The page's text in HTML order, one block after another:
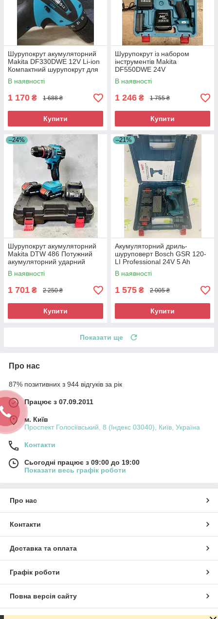
Шурупокрут акумуляторний
Makita DF330DWE 12V Li-ion
Компактний шурупокрут для
дому
В наявності
1 170 ₴ 1 688 ₴
Купити
Шурупокрут із набором
інструментів Makita
DF550DWE 24V
Акумуляторний шурупокрут із
комплектом інструментів
В наявності
1 246 ₴ 1 755 ₴
Купити
–24%
Шурупокрут акумуляторний
Makita DTW 486 Потужний
акумуляторний ударний
шурупокрут
В наявності
1 701 ₴ 2 250 ₴
Купити
–21%
Акумуляторний дриль-
шуруповерт Bosch GSR 120-
LI Professional 24V 5 Ah
Ударний акумуляторний
шуруповерт
В наявності
1 575 ₴ 2 005 ₴
Купити
Показати ще
Про нас
87% позитивних з 944 відгуків за рік
Працює з 07.09.2011
м. Київ
Проспект Голосіївський, 8 (Індекс 03040), Київ, Україна
Контакти
Сьогодні працює з 09:00 до 19:00
Показати весь графік роботи
Про нас
Контакти
Доставка та оплата
Графік роботи
Повна версія сайту